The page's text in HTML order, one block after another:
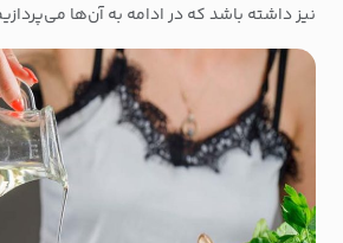
نیز داشته باشد که در ادامه به آن‌ها